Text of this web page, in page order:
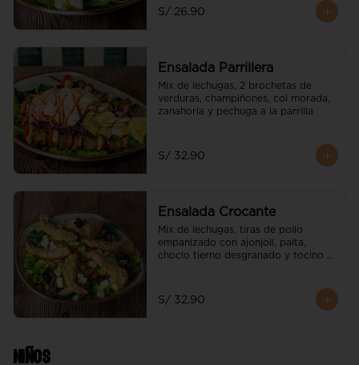
S/ 26.90
Ensalada Parrillera
Mix de lechugas, 2 brochetas de
verduras, champiñones, col morada,
zanahoria y pechuga a la parrilla
S/ 32.90
Ensalada Crocante
Mix de lechugas, tiras de pollo
empanizado con ajonjolí, palta,
choclo tierno desgranado y tocino
S/ 32.90
Niños